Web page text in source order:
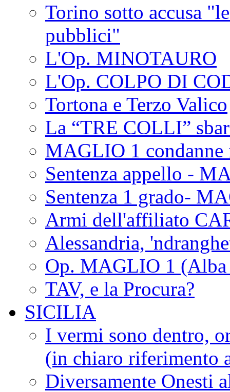
Torino sotto accusa
pubblici"
L'Op. MINOTAURO
L'Op. COLPO DI
Tortona e Terzo Valico
La “TRE COLLI”
MAGLIO 1 condanne
Sentenza appello -
Sentenza 1 grado-
Armi dell'affiliato
Alessandria,
Op. MAGLIO 1 (Alba
TAV, e la Procura?
SICILIA
I vermi sono dentro,
(in chiaro riferimento
Diversamente Onesti